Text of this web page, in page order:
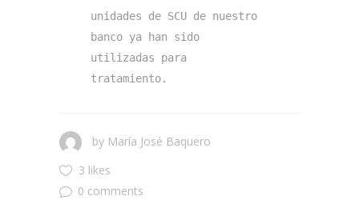
unidades de SCU de nuestro
banco ya han sido
utilizadas para
tratamiento.
by María José Baquero
3 likes
0 comments